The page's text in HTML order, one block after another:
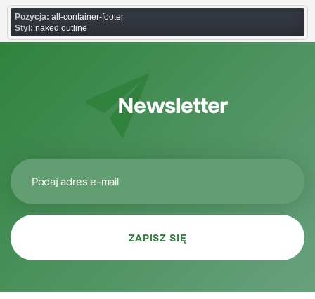
Pozycja: all-container-footer
Styl: naked outline
Newsletter